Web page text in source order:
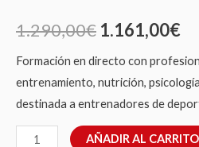
1.290,00€ 1.161,00€
Formación en directo con
entrenamiento, nutrición,
destinada a entrenadores de
AÑADIR AL CARRITO